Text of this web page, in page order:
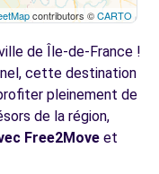
km
-
contributors ©CARTO
de Île-de-France !
cette destination
pleinement de
de la région,
Free2Move et